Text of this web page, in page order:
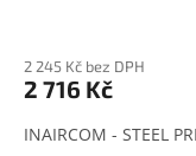
2 245 Kč bez DPH
2 716 Kč
INAIRCOM - STEEL